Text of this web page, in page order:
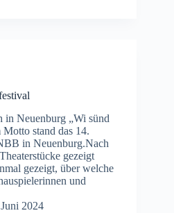
in Neuenburg „Wi sünd
stand das 14.
in Neuenburg.Nach
gezeigt
gezeigt, über welche
und
2024